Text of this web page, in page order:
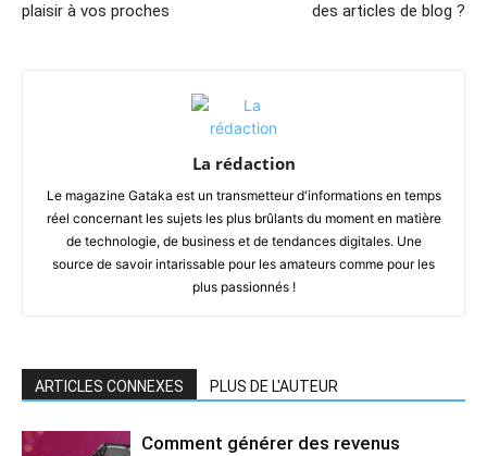
plaisir à vos proches
des articles de blog ?
La rédaction
Le magazine Gataka est un transmetteur d'informations en temps
réel concernant les sujets les plus brûlants du moment en matière
de technologie, de business et de tendances digitales. Une
source de savoir intarissable pour les amateurs comme pour les
plus passionnés !
ARTICLES CONNEXES PLUS DE L'AUTEUR
Comment générer des revenus